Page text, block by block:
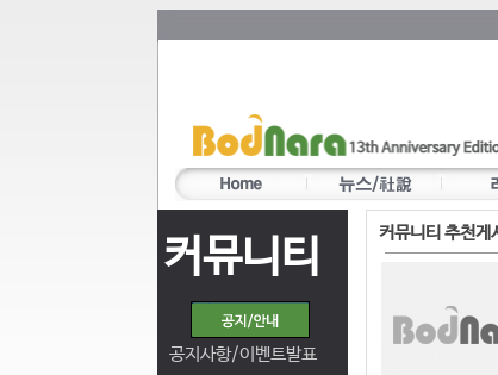
커뮤니티
공지사항/이벤트발표
커뮤니티 추천게